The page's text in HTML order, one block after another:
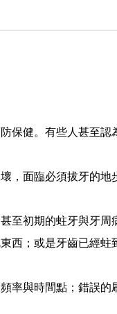
健。有些人甚至認
面臨必須拔牙的地
初期的蛀牙與牙周
；或是牙齒已經蛀
與時間點；錯誤的